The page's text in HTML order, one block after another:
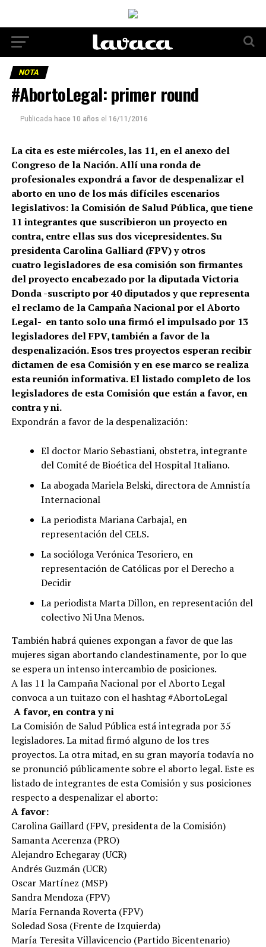
NOTA
#AbortoLegal: primer round
Publicada hace 10 años el 16/11/2016
La cita es este miércoles, las 11, en el anexo del
Congreso de la Nación. Allí una ronda de
profesionales expondrá a favor de despenalizar el
aborto en uno de los más difíciles escenarios
legislativos: la Comisión de Salud Pública, que tiene
11 integrantes que suscribieron un proyecto en
contra, entre ellas sus dos vicepresidentes. Su
presidenta Carolina Galliard (FPV) y otros
cuatro legisladores de esa comisión son firmantes
del proyecto encabezado por la diputada Victoria
Donda -suscripto por 40 diputados y que representa
el reclamo de la Campaña Nacional por el Aborto
Legal- en tanto solo una firmó el impulsado por 13
legisladores del FPV, también a favor de la
despenalización. Esos tres proyectos esperan recibir
dictamen de esa Comisión y en ese marco se realiza
esta reunión informativa. El listado completo de los
legisladores de esta Comisión que están a favor, en
contra y ni.
Expondrán a favor de la despenalización:
El doctor Mario Sebastiani, obstetra, integrante
del Comité de Bioética del Hospital Italiano.
La abogada Mariela Belski, directora de Amnistía
Internacional
La periodista Mariana Carbajal, en
representación del CELS.
La socióloga Verónica Tesoriero, en
representación de Católicas por el Derecho a
Decidir
La periodista Marta Dillon, en representación del
colectivo Ni Una Menos.
También habrá quienes expongan a favor de que las
mujeres sigan abortando clandestinamente, por lo que
se espera un intenso intercambio de posiciones.
A las 11 la Campaña Nacional por el Aborto Legal
convoca a un tuitazo con el hashtag #AbortoLegal
A favor, en contra y ni
La Comisión de Salud Pública está integrada por 35
legisladores. La mitad firmó alguno de los tres
proyectos. La otra mitad, en su gran mayoría todavía no
se pronunció públicamente sobre el aborto legal. Este es
listado de integrantes de esta Comisión y sus posiciones
respecto a despenalizar el aborto:
A favor:
Carolina Gaillard (FPV, presidenta de la Comisión)
Samanta Acerenza (PRO)
Alejandro Echegaray (UCR)
Andrés Guzmán (UCR)
Oscar Martínez (MSP)
Sandra Mendoza (FPV)
María Fernanda Roverta (FPV)
Soledad Sosa (Frente de Izquierda)
María Teresita Villavicencio (Partido Bicentenario)